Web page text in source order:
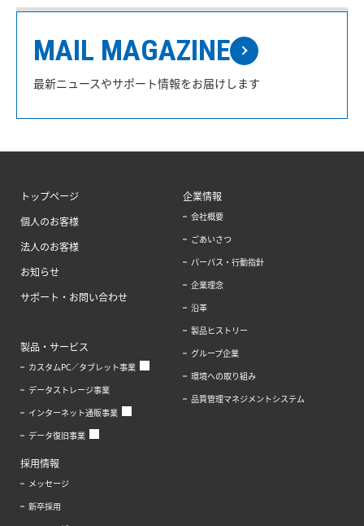
MAIL MAGAZINE
最新ニュースやサポート情報をお届けします
トップページ
個人のお客様
法人のお客様
お知らせ
サポート・お問い合わせ
製品・サービス
カスタムPC／タブレット事業
データストレージ事業
インターネット通販事業
データ復旧事業
企業情報
会社概要
ごあいさつ
パーパス・行動指針
企業理念
沿革
製品ヒストリー
グループ企業
環境への取り組み
品質管理マネジメントシステム
採用情報
メッセージ
新卒採用